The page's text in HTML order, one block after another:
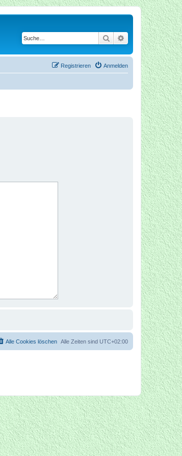
Suche Erweiterte Suche
Anmelden
Registrieren
Alle Zeiten sind UTC+02:00
Alle Cookies löschen